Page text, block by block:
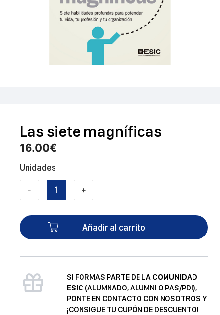
Las siete magníficas
16.00€
Unidades
-
cantidad
+
Añadir al carrito
SI FORMAS PARTE DE LA COMUNIDAD
ESIC (ALUMNADO, ALUMNI O PAS/PDI),
PONTE EN CONTACTO CON NOSOTROS Y
¡CONSIGUE TU CUPÓN DE DESCUENTO!